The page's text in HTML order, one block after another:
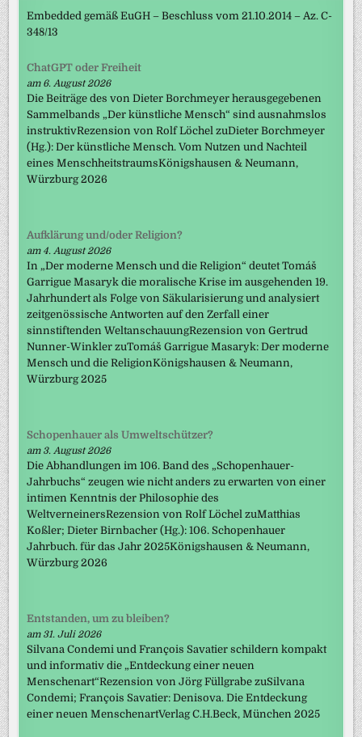
Embedded gemäß EuGH – Beschluss vom 21.10.2014 – Az. C-
348/13
ChatGPT oder Freiheit
am 6. August 2026
Die Beiträge des von Dieter Borchmeyer herausgegebenen
Sammelbands „Der künstliche Mensch“ sind ausnahmslos
instruktivRezension von Rolf Löchel zuDieter Borchmeyer
(Hg.): Der künstliche Mensch. Vom Nutzen und Nachteil
eines MenschheitstraumsKönigshausen & Neumann,
Würzburg 2026
Aufklärung und/oder Religion?
am 4. August 2026
In „Der moderne Mensch und die Religion“ deutet Tomáš
Garrigue Masaryk die moralische Krise im ausgehenden 19.
Jahrhundert als Folge von Säkularisierung und analysiert
zeitgenössische Antworten auf den Zerfall einer
sinnstiftenden WeltanschauungRezension von Gertrud
Nunner-Winkler zuTomáš Garrigue Masaryk: Der moderne
Mensch und die ReligionKönigshausen & Neumann,
Würzburg 2025
Schopenhauer als Umweltschützer?
am 3. August 2026
Die Abhandlungen im 106. Band des „Schopenhauer-
Jahrbuchs“ zeugen wie nicht anders zu erwarten von einer
intimen Kenntnis der Philosophie des
WeltverneinersRezension von Rolf Löchel zuMatthias
Koßler; Dieter Birnbacher (Hg.): 106. Schopenhauer
Jahrbuch. für das Jahr 2025Königshausen & Neumann,
Würzburg 2026
Entstanden, um zu bleiben?
am 31. Juli 2026
Silvana Condemi und François Savatier schildern kompakt
und informativ die „Entdeckung einer neuen
Menschenart“Rezension von Jörg Füllgrabe zuSilvana
Condemi; François Savatier: Denisova. Die Entdeckung
einer neuen MenschenartVerlag C.H.Beck, München 2025